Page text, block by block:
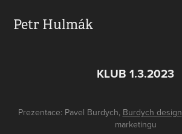
Petr Hulmák
KLUB 1.3.2023
Prezentace: Pavel Burdych, Burdych design
marketingu